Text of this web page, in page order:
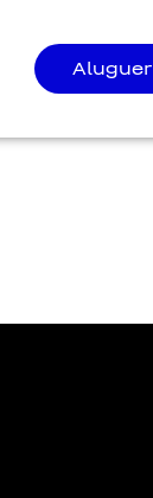
Aluguer